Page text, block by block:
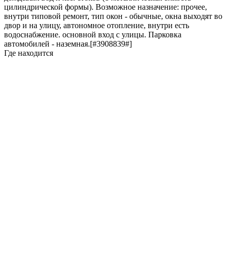
цилиндрической формы). Возможное назначение: прочее,
внутри типовой ремонт, тип окон - обычные, окна выходят во
двор и на улицу, автономное отопление, внутри есть
водоснабжение. основной вход с улицы. Парковка
автомобилей - наземная.[#3908839#]
Где находится